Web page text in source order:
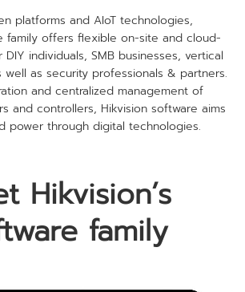
platforms and AIoT technologies,
family offers flexible on-site and cloud-
individuals, SMB businesses, vertical
well as security professionals & partners.
and centralized management of
and controllers, Hikvision software aims
power through digital technologies.
Hikvision’s
family